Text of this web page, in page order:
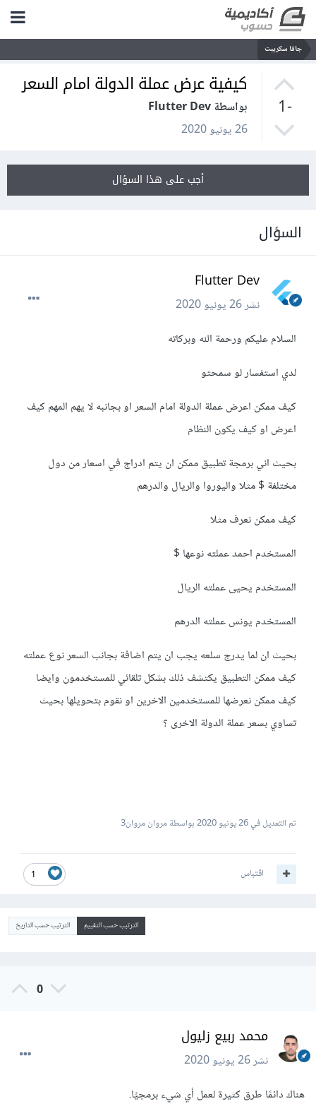
جافا سكريبت
-1
كيفية عرض عملة الدولة امام السعر
بواسطة Flutter Dev
26 يونيو 2020
أجب على هذا السؤال
السؤال
Flutter Dev
نشر26 يونيو 2020
السلام عليكم ورحمة الله وبركاته
لدي استفسار لو سمحتو
كيف ممكن اعرض عملة الدولة امام السعر او بجانبه لا يهم المهم كيف
اعرض او كيف يكون النظام
بحيث اني برمجة تطبيق ممكن ان يتم ادراج في اسعار من دول
مختلفة $ مثلا واليوروا والريال والدرهم
كيف ممكن نعرف مثلا
المستخدم احمد عملته نوعها $
المستخدم يحيى عملته الريال
المستخدم يونس عملته الدرهم
بحيث ان لما يدرج سلعه يجب ان يتم اضافة بجانب السعر نوع عملته
كيف ممكن التطبيق يكتشف ذلك بشكل تلقائي للمستخدمون وايضا
كيف ممكن نعرضها للمستخدمين الاخرين او نقوم بتحويلها بحيث
تساوي بسعر عملة الدولة الاخرى ؟
تم التعديل في26 يونيو 2020 بواسطة مروان مروان3
1 اقتباس
الترتيب حسب التقييم الترتيب حسب التاريخ
0
محمد ربيع زليول
نشر26 يونيو 2020
هناك دائمًا طرق كثيرة لعمل أي شيء برمجيًا.